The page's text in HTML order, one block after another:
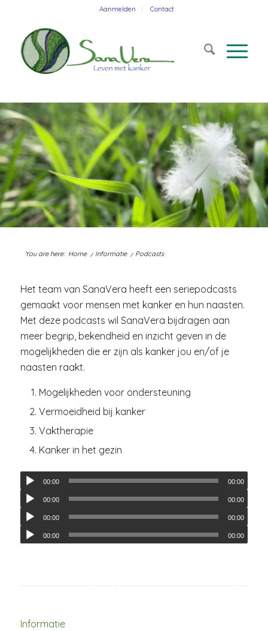
Aanmelden Contact
You are here: Home / Informatie / Podcasts
Het team van SanaVera heeft een seriepodcasts
gemaakt voor mensen met kanker en hun naasten.
Met deze podcasts wil SanaVera bijdragen aan
meer begrip, bekendheid en inzicht geven in de
mogelijkheden die er zijn als kanker jou en/of je
naasten raakt.
Mogelijkheden voor ondersteuning
Vermoeidheid bij kanker
Vaktherapie
Kanker in het gezin
00:00 00:00
00:00 00:00
00:00 00:00
00:00 00:00
Informatie